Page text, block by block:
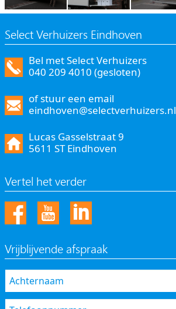
Select Verhuizers Eindhoven
Bel met Select Verhuizers
040 209 4010 (gesloten)
of stuur een email
eindhoven@selectverhuizers.nl
Lucas Gasselstraat 9
5611 ST Eindhoven
Vertel het verder
Vrijblijvende afspraak